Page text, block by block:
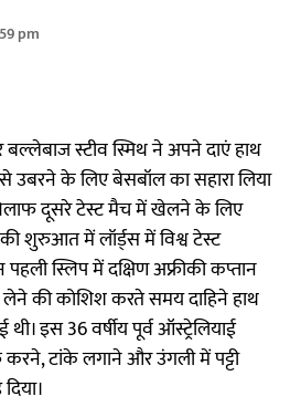
pm
बल्लेबाज स्टीव स्मिथ ने अपने दाएं हाथ
उबरने के लिए बेसबॉल का सहारा लिया
दूसरे टेस्ट मैच में खेलने के लिए
शुरुआत में लॉर्ड्स में विश्व टेस्ट
स्लिप में दक्षिण अफ्रीकी कप्तान
की कोशिश करते समय दाहिने हाथ
इस 36 वर्षीय पूर्व ऑस्ट्रेलियाई
टांके लगाने और उंगली में पट्टी